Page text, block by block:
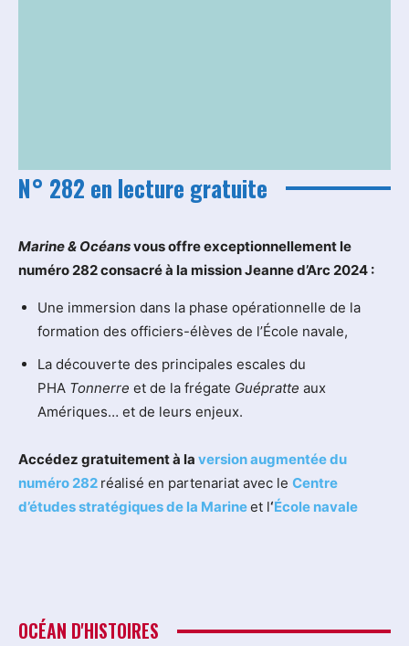
N° 282 en lecture gratuite
Marine & Océansvous offre exceptionnellement le
numéro 282 consacré à la mission Jeanne d’Arc 2024 :
Une immersion dans la phase opérationnelle de la
formation des officiers-élèves de l’École navale,
La découverte des principales escales du
PHA Tonnerre et de la frégate Guépratte aux
Amériques… et de leurs enjeux.
Accédez gratuitement à la version augmentée du
numéro 282 réalisé en partenariat avec le Centre
d’études stratégiques de la Marineet l‘École navale
OCÉAN D'HISTOIRES